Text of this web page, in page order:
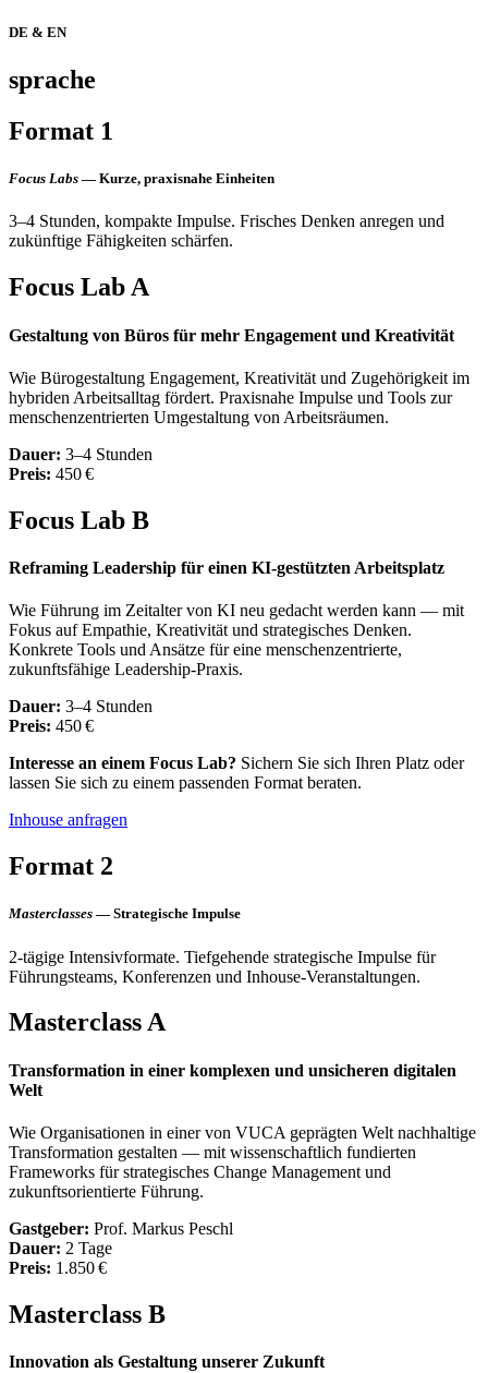
DE & EN
sprache
Format 1
Focus Labs — Kurze, praxisnahe Einheiten
3–4 Stunden, kompakte Impulse. Frisches Denken anregen und
zukünftige Fähigkeiten schärfen.
Focus Lab A
Gestaltung von Büros für mehr Engagement und Kreativität
Wie Bürogestaltung Engagement, Kreativität und Zugehörigkeit im
hybriden Arbeitsalltag fördert. Praxisnahe Impulse und Tools zur
menschenzentrierten Umgestaltung von Arbeitsräumen.
Dauer: 3–4 Stunden
Preis: 450 €
Focus Lab B
Reframing Leadership für einen KI-gestützten Arbeitsplatz
Wie Führung im Zeitalter von KI neu gedacht werden kann — mit
Fokus auf Empathie, Kreativität und strategisches Denken.
Konkrete Tools und Ansätze für eine menschenzentrierte,
zukunftsfähige Leadership-Praxis.
Dauer: 3–4 Stunden
Preis: 450 €
Interesse an einem Focus Lab? Sichern Sie sich Ihren Platz oder
lassen Sie sich zu einem passenden Format beraten.
Inhouse anfragen
Format 2
Masterclasses — Strategische Impulse
2-tägige Intensivformate. Tiefgehende strategische Impulse für
Führungsteams, Konferenzen und Inhouse-Veranstaltungen.
Masterclass A
Transformation in einer komplexen und unsicheren digitalen
Welt
Wie Organisationen in einer von VUCA geprägten Welt nachhaltige
Transformation gestalten — mit wissenschaftlich fundierten
Frameworks für strategisches Change Management und
zukunftsorientierte Führung.
Gastgeber: Prof. Markus Peschl
Dauer: 2 Tage
Preis: 1.850 €
Masterclass B
Innovation als Gestaltung unserer Zukunft